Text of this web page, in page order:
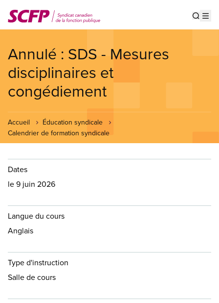
au
contenu
Annulé : SDS - Mesures
disciplinaires et
congédiement
Accueil
Éducation syndicale
Calendrier de formation syndicale
Dates
le 9 juin 2026
Langue du cours
Anglais
Type d'instruction
Salle de cours